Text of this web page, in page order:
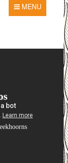
MENU